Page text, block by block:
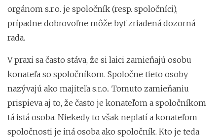
orgánom s.r.o. je spoločník (resp. spoločníci),
prípadne dobrovoľne môže byť zriadená dozorná
rada.
V praxi sa často stáva, že si laici zamieňajú osobu
konateľa so spoločníkom. Spoločne tieto osoby
nazývajú ako majiteľa s.r.o.. Tomuto zamieňaniu
prispieva aj to, že často je konateľom a spoločníkom
tá istá osoba. Niekedy to však neplatí a konateľom
spoločnosti je iná osoba ako spoločník. Kto je teda